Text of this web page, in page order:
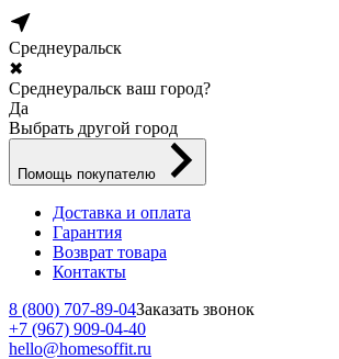
Среднеуральск
✖
Среднеуральск ваш город?
Да
Выбрать другой город
Помощь покупателю
Доставка и оплата
Гарантия
Возврат товара
Контакты
8 (800) 707-89-04Заказать звонок
+7 (967) 909-04-40
hello@homesoffit.ru